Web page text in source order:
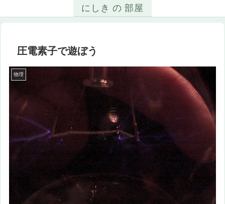
にしき の 部屋
圧電素子で遊ぼう
物理